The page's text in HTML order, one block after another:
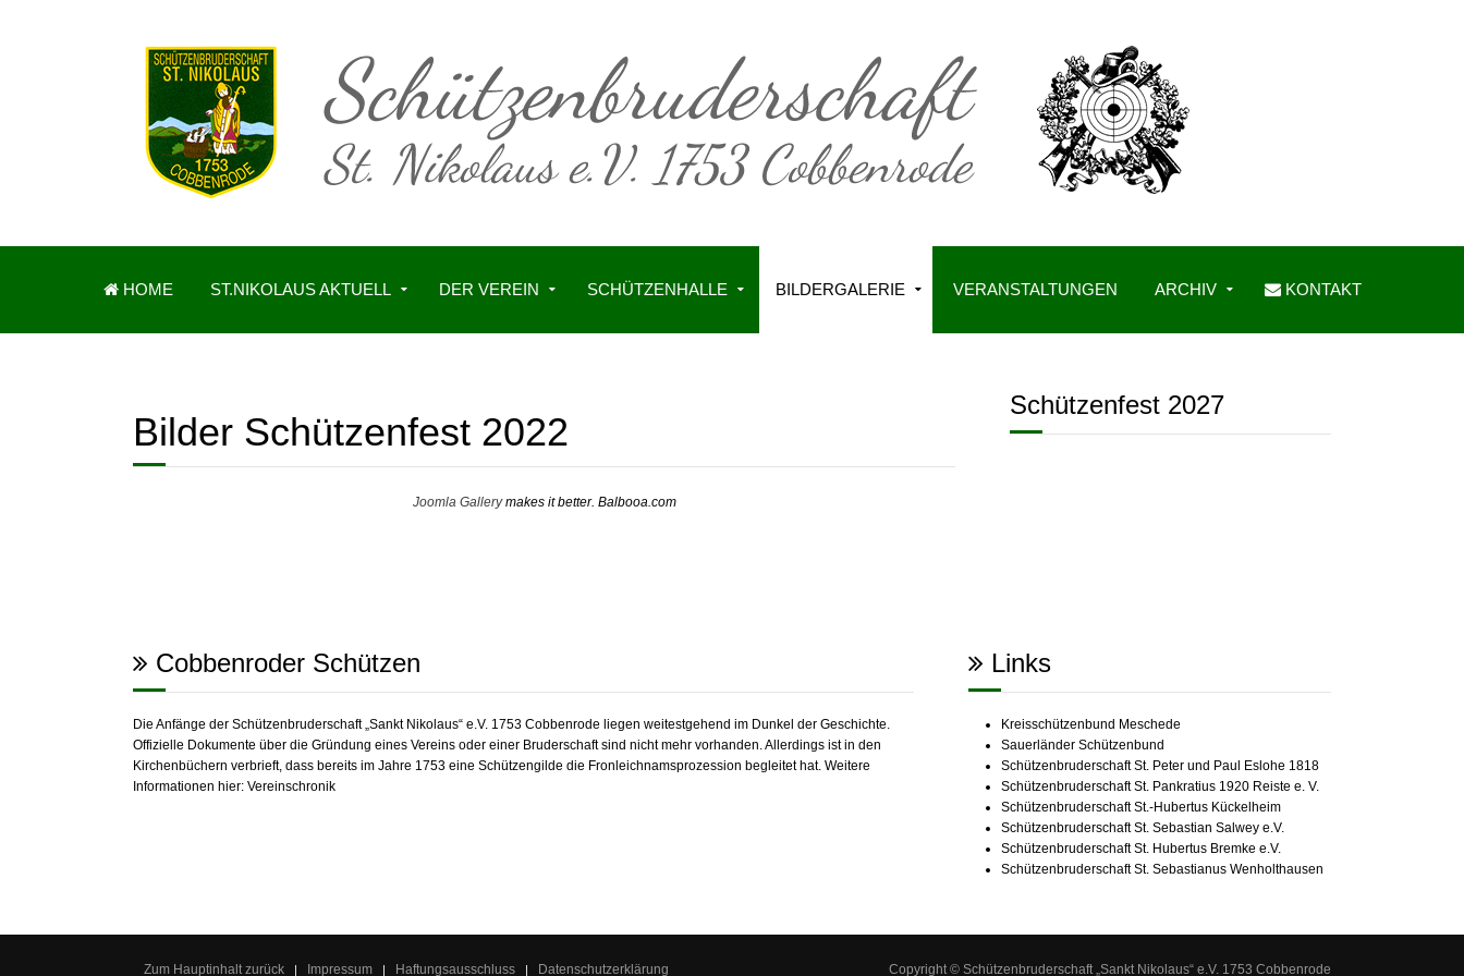
HOME ST.NIKOLAUS AKTUELL DER VEREIN SCHÜTZENHALLE BILDERGALERIE VERANSTALTUNGEN ARCHIV KONTAKT
Bilder Schützenfest 2022
Joomla Gallerymakes it better. Balbooa.com
Schützenfest 2027
Cobbenroder Schützen
Die Anfänge der Schützenbruderschaft „Sankt Nikolaus“ e.V. 1753 Cobbenrode liegen weitestgehend im Dunkel der Geschichte.
Offizielle Dokumente über die Gründung eines Vereins oder einer Bruderschaft sind nicht mehr vorhanden. Allerdings ist in den
Kirchenbüchern verbrieft, dass bereits im Jahre 1753 eine Schützengilde die Fronleichnamsprozession begleitet hat. Weitere
Informationen hier: Vereinschronik
Links
Kreisschützenbund Meschede
Sauerländer Schützenbund
Schützenbruderschaft St. Peter und Paul Eslohe 1818
Schützenbruderschaft St. Pankratius 1920 Reiste e. V.
Schützenbruderschaft St.-Hubertus Kückelheim
Schützenbruderschaft St. Sebastian Salwey e.V.
Schützenbruderschaft St. Hubertus Bremke e.V.
Schützenbruderschaft St. Sebastianus Wenholthausen
Zum Hauptinhalt zurück Impressum Haftungsausschluss Datenschutzerklärung Copyright © Schützenbruderschaft „Sankt Nikolaus“ e.V. 1753 Cobbenrode